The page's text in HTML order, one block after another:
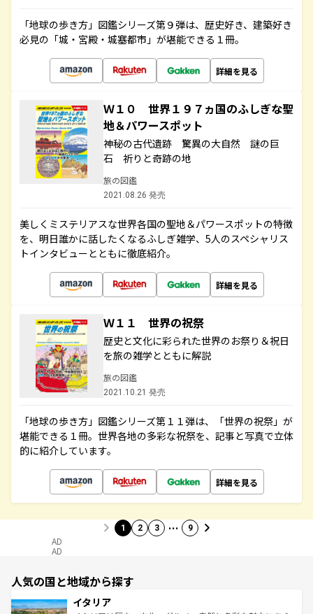
「地球の歩き方」図鑑シリーズ第９弾は、歴史好き、建築好き
必見の「城・宮殿・城塞都市」が堪能できる１冊。
詳細を見る
Ｗ１０ 世界１９７ヵ国のふしぎな聖
地＆パワースポット
神秘の古代遺跡 驚異の大自然 謎の巨
石 祈りと奇跡の地
旅の図鑑
2021.08.26 発売
美しくミステリアスな世界各国の聖地＆パワースポットの特徴
を、明日誰かに話したくなるふしぎ雑学、5人のスペシャリス
トインタビューとともに徹底紹介。
詳細を見る
Ｗ１１ 世界の祝祭
歴史と文化に彩られた世界のお祭り＆祝日
を旅の雑学とともに解説
旅の図鑑
2021.10.21 発売
「地球の歩き方」図鑑シリーズ第１１弾は、「世界の祝祭」が
堪能できる１冊。世界各地の多彩な祝祭を、記事と写真で立体
的に紹介しています。
詳細を見る
1 2 3 … 9
AD
AD
人気の国と地域から探す
イタリア